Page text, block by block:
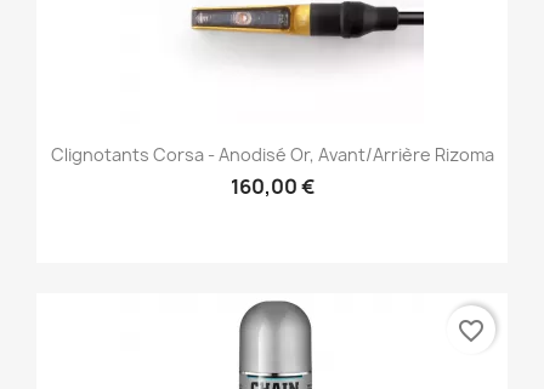
Clignotants Corsa - Anodisé Or, Avant/Arrière Rizoma
160,00 €
favorite_border